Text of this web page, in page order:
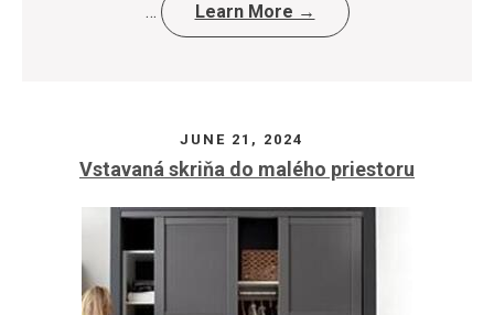
… Learn More →
JUNE 21, 2024
Vstavaná skriňa do malého priestoru